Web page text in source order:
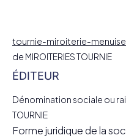
tournie-miroiterie-
de MIROITERIES TOURNIE
ÉDITEUR
Dénomination sociale ou
TOURNIE
Forme juridique de la